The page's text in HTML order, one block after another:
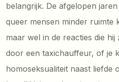
belangrijk. De afgelopen
queer mensen minder ruimte
maar wel in de reacties die hij
door een taxichauffeur, of je
homoseksualiteit naast liefde